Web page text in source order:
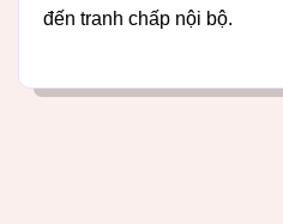
đến tranh chấp nội bộ.